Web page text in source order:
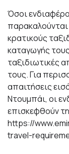
Όσοι
παρακαλούνται
κρατικούς
καταγωγής
ταξιδιωτικές
τους. Για
απαιτήσεις
Ντουμπάι, οι
επισκεφθούν
https://
travel-